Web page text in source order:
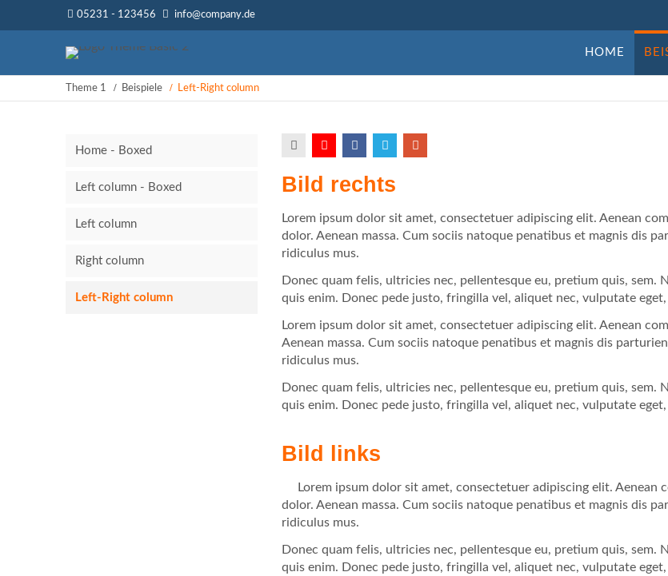
05231 - 123456 info@company.de
überspringen
HOME
Theme 1 Beispiele Left-Right column
Bild rechts
Lorem ipsum dolor sit amet, consectetuer adipiscing elit. Aenean
dolor. Aenean massa. Cum sociis natoque penatibus et magnis dis
ridiculus mus.
Donec quam felis, ultricies nec, pellentesque eu, pretium quis, sem.
quis enim. Donec pede justo, fringilla vel, aliquet nec, vulputate eget,
Lorem ipsum dolor sit amet, consectetuer adipiscing elit. Aenean
Aenean massa. Cum sociis natoque penatibus et magnis dis
ridiculus mus.
Donec quam felis, ultricies nec, pellentesque eu, pretium quis, sem.
quis enim. Donec pede justo, fringilla vel, aliquet nec, vulputate eget,
Bild links
Lorem ipsum
dolor sit
consectetuer
adipiscing
Lorem ipsum dolor sit amet, consectetuer adipiscing elit. Aenean
dolor. Aenean massa. Cum sociis natoque penatibus et magnis dis
ridiculus mus.
Donec quam felis, ultricies nec, pellentesque eu, pretium quis, sem.
quis enim. Donec pede justo, fringilla vel, aliquet nec, vulputate eget,
Home - Boxed
Left column - Boxed
Left column
Right column
Left-Right column